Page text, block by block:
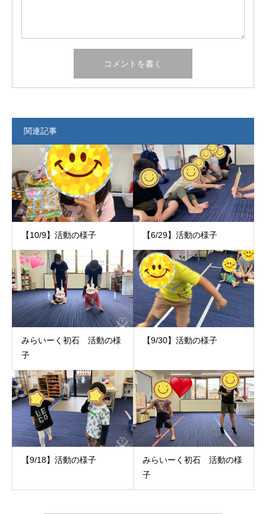
関連記事
【10/9】活動の様子 【6/29】活動の様子
みらいーく初石 活動の様
子
【9/30】活動の様子
【9/18】活動の様子
みらいーく初石 活動の様
子